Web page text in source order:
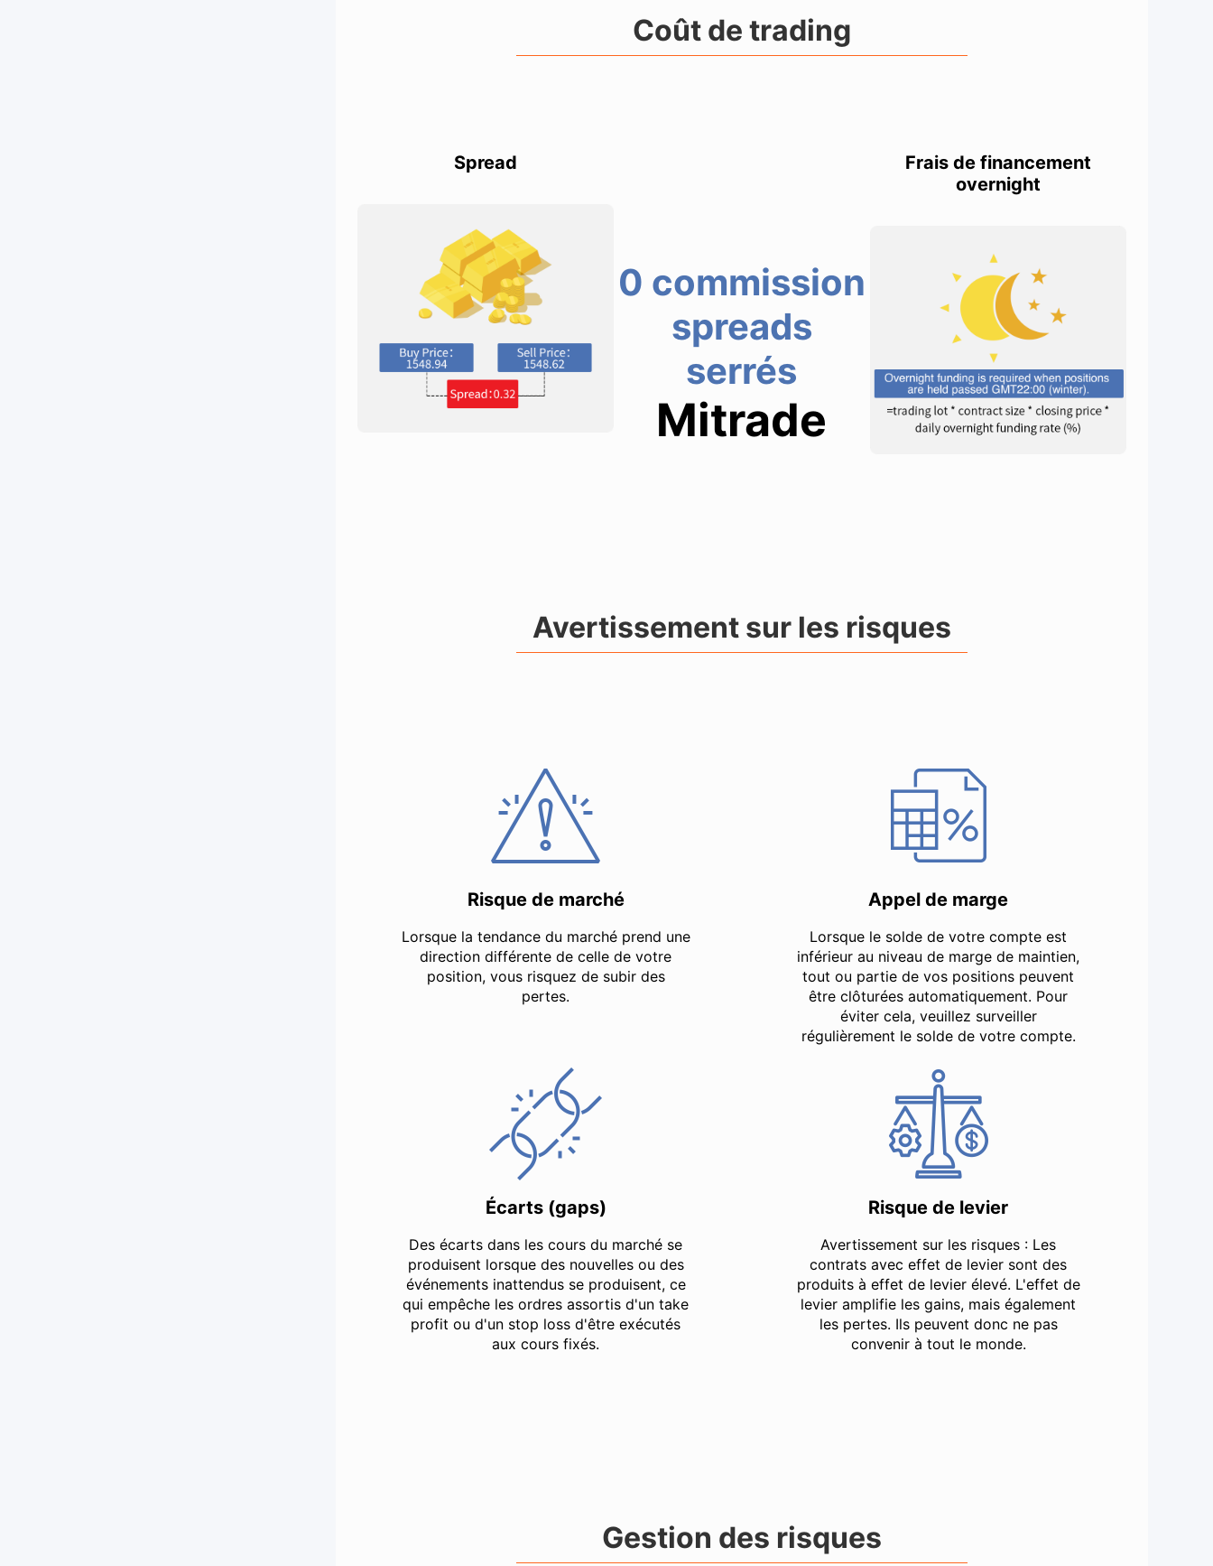
Coût de trading
Spread
0 commission
spreads
serrés
Mitrade
Frais de financement
overnight
Avertissement sur les risques
Risque de marché
Lorsque la tendance du marché prend une
direction différente de celle de votre
position, vous risquez de subir des
pertes.
Appel de marge
Lorsque le solde de votre compte est
inférieur au niveau de marge de maintien,
tout ou partie de vos positions peuvent
être clôturées automatiquement. Pour
éviter cela, veuillez surveiller
régulièrement le solde de votre compte.
Écarts (gaps)
Des écarts dans les cours du marché se
produisent lorsque des nouvelles ou des
événements inattendus se produisent, ce
qui empêche les ordres assortis d'un take
profit ou d'un stop loss d'être exécutés
aux cours fixés.
Risque de levier
Avertissement sur les risques : Les
contrats avec effet de levier sont des
produits à effet de levier élevé. L'effet de
levier amplifie les gains, mais également
les pertes. Ils peuvent donc ne pas
convenir à tout le monde.
Gestion des risques